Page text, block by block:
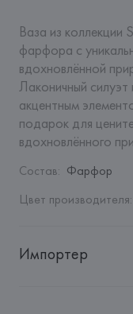
Ваза из коллекции
фарфора с
вдохновлённой
Лаконичный
акцентным
подарок для
вдохновлённого
Состав: Фарфор
Цвет производителя:
Импортер